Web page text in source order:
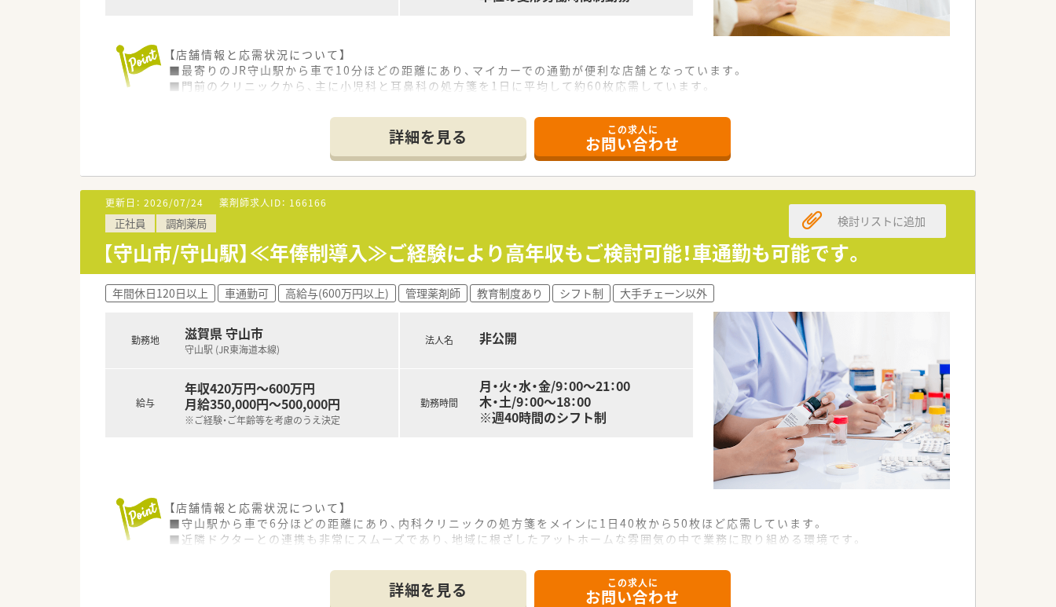
【店舗情報と応需状況について】
■最寄りのJR守山駅から車で10分ほどの距離にあり、マイカーでの通勤が便利な店舗となっています。
■門前のクリニックから、主に小児科と耳鼻科の処方箋を1日に平均して約60枚応需しています。
■今後のさらなる体制強化を目指した増員募集であり、薬局を一緒に盛り立てていただける方を求めています。
■小児科領域の調剤・服薬指導に興味があり、お子様や保護者の方に丁寧な対応ができる方を歓迎します。
■チームワークを大切にし、多忙な時間帯でも周囲のスタッフと協力して業務に取り組める方を募集します。
【想定される業務内容】
■小児科・耳鼻科の処方箋が中心となり、調剤、監査、服薬指導といった一連の薬剤師業務を担当します。
■特に、お子様やその保護者の方の不安な気持ちに寄り添った、丁寧な服薬指導を行うことが求められます。
■近隣の系列店舗との間で医薬品の在庫を融通し合うなど、ブロック全体で連携して業務を進めます。
【こんな方が活躍中】
■小児科の専門スキルを磨きたい方や、子育て経験を活かして働きたいと考えている方が活躍しています。
■忙しい状況でもスタッフ同士で声を掛け合い、チームワークで乗り越えることにやりがいを感じる方が活躍中です。
■法人の資格取得支援制度などを活用し、認定薬剤師の資格を取るなど、向上心を持って働く方が活躍しています。
詳細を見る この求人に
お問い合わせ
更新日： 2026/07/24 薬剤師求人ID： 166166
正社員 調剤薬局
【守山市/守山駅】≪年俸制導入≫ご経験により高年収もご検討可能！車通勤も可能です。
検討リストに追加
年間休日120日以上 車通勤可 高給与(600万円以上) 管理薬剤師 教育制度あり シフト制 大手チェーン以外
勤務地 滋賀県 守山市
守山駅 (JR東海道本線)
給与
年収420万円～600万円
月給350,000円～500,000円
※ご経験・ご年齢等を考慮のうえ決定
法人名 非公開
勤務時間
月・火・水・金/9：00～21：00
木・土/9：00～18：00
※週40時間のシフト制
【店舗情報と応需状況について】
■守山駅から車で6分ほどの距離にあり、内科クリニックの処方箋をメインに1日40枚から50枚ほど応需しています。
■近隣ドクターとの連携も非常にスムーズであり、地域に根ざしたアットホームな雰囲気の中で業務に取り組める環境です。
■地域密着の医療サービスをさらに強化するため、将来的に管理薬剤師として店舗運営を担ってくださる方を募集中です。
詳細を見る この求人に
お問い合わせ